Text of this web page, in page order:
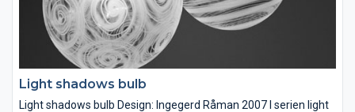
Light shadows bulb
Light shadows bulb Design: Ingegerd Råman 2007 I serien light